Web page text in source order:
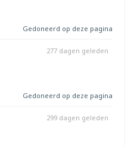
Gedoneerd op deze pagina
277 dagen geleden
Gedoneerd op deze pagina
299 dagen geleden